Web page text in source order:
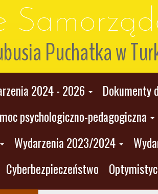
Puchatka w
2024 - 2026 Dokumenty
psychologiczno-pedagogiczna
Wydarzenia 2023/2024
Cyberbezpieczeństwo